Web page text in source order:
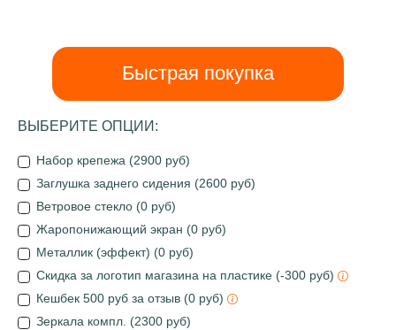
Быстрая покупка
ВЫБЕРИТЕ ОПЦИИ:
Набор крепежа (2900 руб)
Заглушка заднего сидения (2600 руб)
Ветровое стекло (0 руб)
Жаропонижающий экран (0 руб)
Металлик (эффект) (0 руб)
Скидка за логотип магазина на пластике (-300 руб)
Кешбек 500 руб за отзыв (0 руб)
Зеркала компл. (2300 руб)